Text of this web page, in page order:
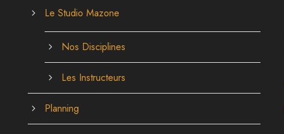
Le Studio Mazone
Nos Disciplines
Les Instructeurs
Planning